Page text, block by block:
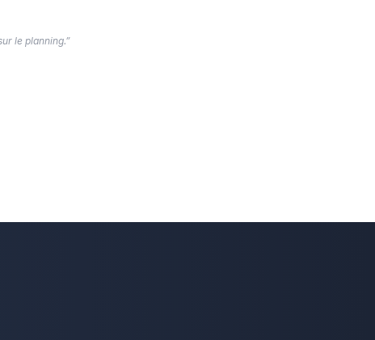
le planning.”